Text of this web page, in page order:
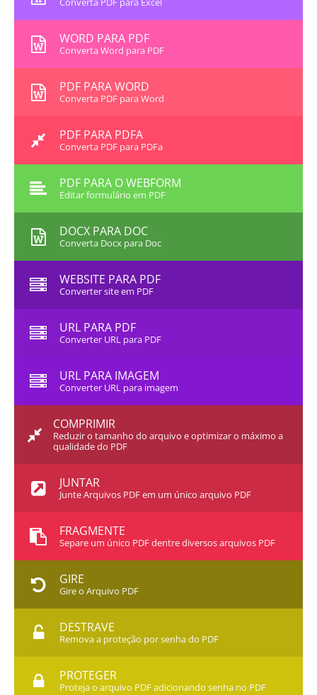
WORD PARA PDF
Converta Word para PDF
PDF PARA WORD
Converta PDF para Word
PDF PARA PDFA
Converta PDF para PDFa
PDF PARA O WEBFORM
Editar formulário em PDF
DOCX PARA DOC
Converta Docx para Doc
WEBSITE PARA PDF
Converter site em PDF
URL PARA PDF
Converter URL para PDF
URL PARA IMAGEM
Converter URL para imagem
COMPRIMIR
Reduzir o tamanho do arquivo e optimizar o máximo a
qualidade do PDF
JUNTAR
Junte Arquivos PDF em um único arquivo PDF
FRAGMENTE
Separe um único PDF dentre diversos arquivos PDF
GIRE
Gire o Arquivo PDF
DESTRAVE
Remova a proteção por senha do PDF
PROTEGER
Proteja o arquivo PDF adicionando senha no PDF